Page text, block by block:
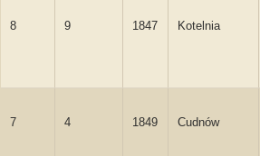
8 9 1847 Kotelnia
7 4 1849 Cudnów